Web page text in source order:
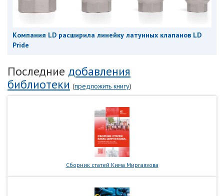
Компания LD расширила линейку латунных клапанов LD
Pride
Последние добавления
библиотеки (предложить книгу)
Сборник статей Кима Миргаязова